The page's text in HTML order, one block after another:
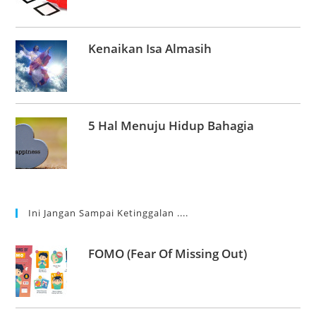
Kenaikan Isa Almasih
5 Hal Menuju Hidup Bahagia
Ini Jangan Sampai Ketinggalan ....
FOMO (Fear Of Missing Out)